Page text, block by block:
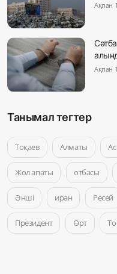
Ақпан
Ақпан
Танымал тегтер
Тоқаев Алматы
Жол апаты отбасы
Әнші иран Ресей
Президент Өрт